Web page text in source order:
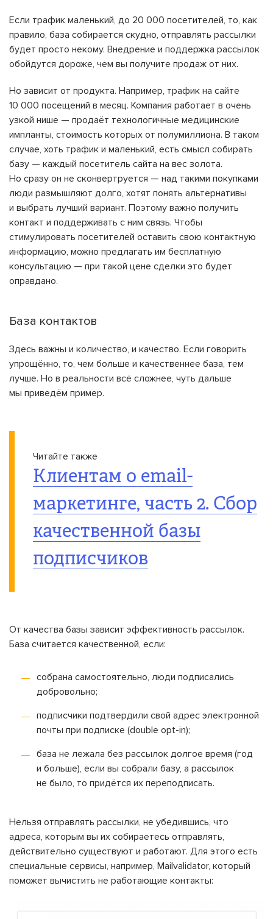
Если трафик маленький, до 20 000 посетителей, то, как
правило, база собирается скудно, отправлять рассылки
будет просто некому. Внедрение и поддержка рассылок
обойдутся дороже, чем вы получите продаж от них.
Но зависит от продукта. Например, трафик на сайте
10 000 посещений в месяц. Компания работает в очень
узкой нише — продаёт технологичные медицинские
импланты, стоимость которых от полумиллиона. В таком
случае, хоть трафик и маленький, есть смысл собирать
базу — каждый посетитель сайта на вес золота.
Но сразу он не сконвертруется — над такими покупками
люди размышляют долго, хотят понять альтернативы
и выбрать лучший вариант. Поэтому важно получить
контакт и поддерживать с ним связь. Чтобы
стимулировать посетителей оставить свою контактную
информацию, можно предлагать им бесплатную
консультацию — при такой цене сделки это будет
оправдано.
База контактов
Здесь важны и количество, и качество. Если говорить
упрощённо, то, чем больше и качественнее база, тем
лучше. Но в реальности всё сложнее, чуть дальше
мы приведём пример.
Читайте также
Клиентам о email-
маркетинге, часть 2. Сбор
качественной базы
подписчиков
От качества базы зависит эффективность рассылок.
База считается качественной, если:
собрана самостоятельно, люди подписались
добровольно;
подписчики подтвердили свой адрес электронной
почты при подписке (double opt-in);
база не лежала без рассылок долгое время (год
и больше), если вы собрали базу, а рассылок
не было, то придётся их переподписать.
Нельзя отправлять рассылки, не убедившись, что
адреса, которым вы их собираетесь отправлять,
действительно существуют и работают. Для этого есть
специальные сервисы, например, Mailvalidator, который
поможет вычистить не работающие контакты: